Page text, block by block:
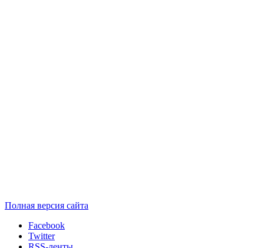
Полная версия сайта
Facebook
Twitter